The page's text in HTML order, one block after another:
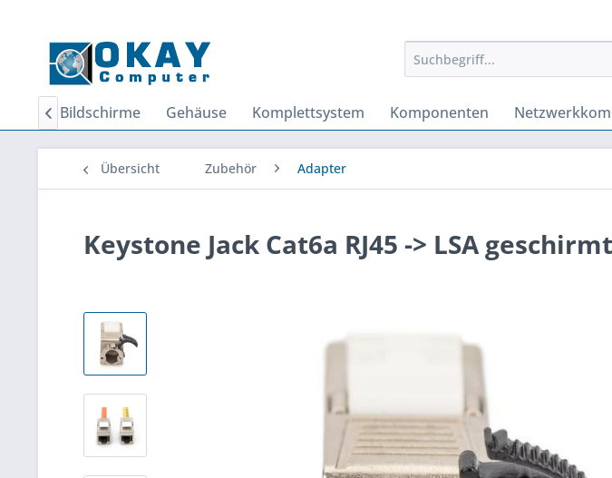
Bildschirme Gehäuse Komplettsystem Komponenten

Übersicht Zubehör Adapter
Keystone Jack Cat6a RJ45 -> LSA